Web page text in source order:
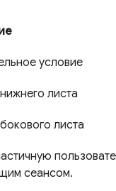
условие
листа
листа
сеансом.